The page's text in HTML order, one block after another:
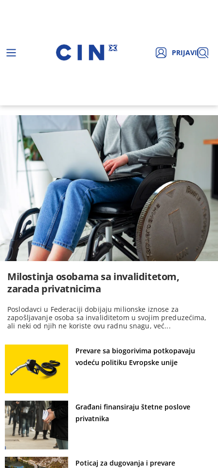
PRIJAVI
Milostinja osobama sa invaliditetom,
zarada privatnicima
Poslodavci u Federaciji dobijaju milionske iznose za
zapošljavanje osoba sa invaliditetom u svojim preduzećima,
ali neki od njih ne koriste ovu radnu snagu, već...
Prevare sa biogorivima potkopavaju
vodeću politiku Evropske unije
Građani finansiraju štetne poslove
privatnika
Poticaj za dugovanja i prevare